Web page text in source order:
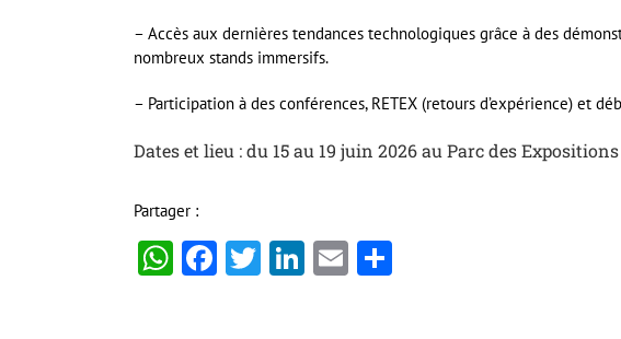
– Accès aux dernières tendances technologiques grâce à des
nombreux stands immersifs.
– Participation à des conférences, RETEX (retours d’expérience) et
Dates et lieu : du 15 au 19 juin 2026 au Parc des
Partager :
WhatsApp
Facebook
Twitter
LinkedIn
Email